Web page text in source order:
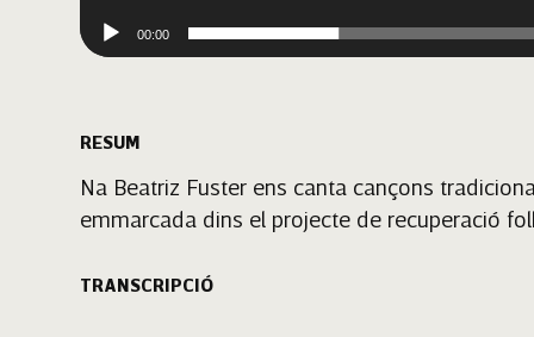
00:00
RESUM
Na Beatriz Fuster ens canta cançons
emmarcada dins el projecte de recuperació
TRANSCRIPCIÓ